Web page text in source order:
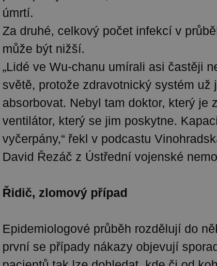
úmrtí.
Za druhé, celkový počet infekcí v
může být nižší.
„Lidé ve Wu-chanu umírali asi častěji
světě, protože zdravotnický systém už
absorbovat. Nebyl tam doktor, který je
ventilátor, který se jim poskytne.
vyčerpány,“ řekl v podcastu
David Řezáč z Ústřední vojenské
Řidič, zlomový případ
Epidemiologové průběh rozdělují do
první se případy nákazy objevují